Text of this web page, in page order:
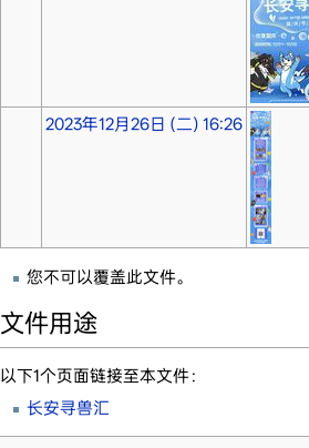
2023年12月26日 (二) 16:26
您不可以覆盖此文件。
文件用途
以下1个页面链接至本文件：
长安寻兽汇